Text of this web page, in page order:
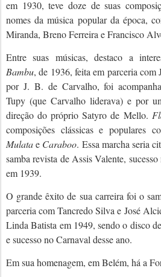
em 1930, teve doze de suas
nomes da música popular da época,
Miranda, Breno Ferreira e Francisco
Entre suas músicas, destaco a
Bambu, de 1936, feita em parceria com
por J. B. de Carvalho, foi
Tupy (que Carvalho liderava) e por
direção do próprio Satyro de Mello.
composições clássicas e populares
Mulatae Caraboo. Essa marcha seria
samba revista de Assis Valente,
em 1939.
O grande êxito de sua carreira foi o
parceria com Tancredo Silva e José
Linda Batista em 1949, sendo o disco
e sucesso no Carnaval desse ano.
Em sua homenagem, em Belém, há a